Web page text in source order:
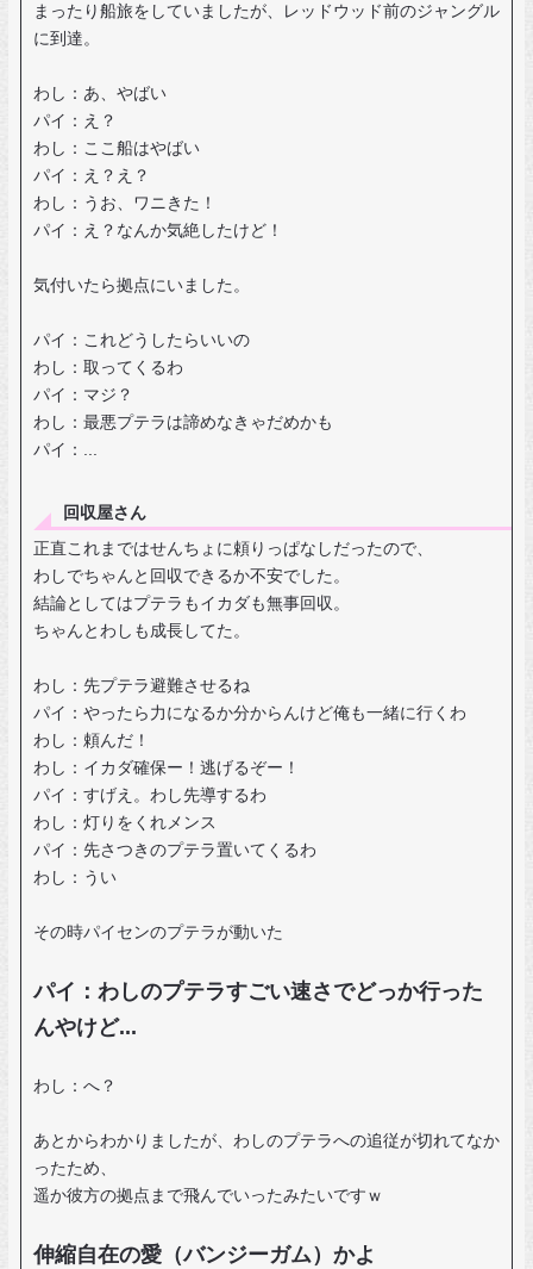
まったり船旅をしていましたが、レッドウッド前のジャングル
に到達。
わし：あ、やばい
パイ：え？
わし：ここ船はやばい
パイ：え？え？
わし：うお、ワニきた！
パイ：え？なんか気絶したけど！
気付いたら拠点にいました。
パイ：これどうしたらいいの
わし：取ってくるわ
パイ：マジ？
わし：最悪プテラは諦めなきゃだめかも
パイ：...
回収屋さん
正直これまではせんちょに頼りっぱなしだったので、
わしでちゃんと回収できるか不安でした。
結論としてはプテラもイカダも無事回収。
ちゃんとわしも成長してた。
わし：先プテラ避難させるね
パイ：やったら力になるか分からんけど俺も一緒に行くわ
わし：頼んだ！
わし：イカダ確保ー！逃げるぞー！
パイ：すげえ。わし先導するわ
わし：灯りをくれメンス
パイ：先さつきのプテラ置いてくるわ
わし：うい
その時パイセンのプテラが動いた
パイ：わしのプテラすごい速さでどっか行った
んやけど...
わし：へ？
あとからわかりましたが、わしのプテラへの追従が切れてなか
ったため、
遥か彼方の拠点まで飛んでいったみたいですｗ
伸縮自在の愛（バンジーガム）かよ